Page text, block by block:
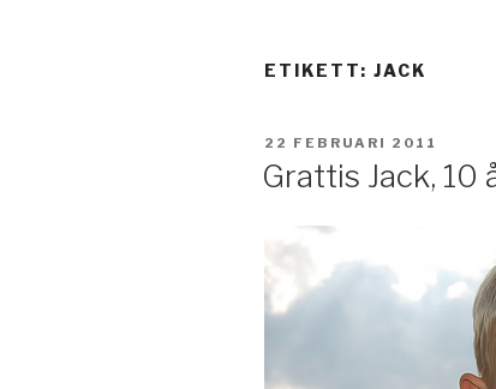
ETIKETT: JACK
PUBLICERAT
22 FEBRUARI 2011
Grattis Jack, 10